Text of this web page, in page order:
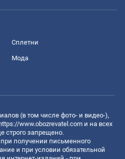
Сплетни
Мода
(в том числе фото- и видео-),
www.obozrevatel.com и на всех
строго запрещено.
получении письменного
и при условии обязательной